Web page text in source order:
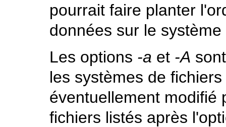
pourrait faire planter
données sur le
Les options -a et -A
les systèmes de
éventuellement modifié
fichiers listés après